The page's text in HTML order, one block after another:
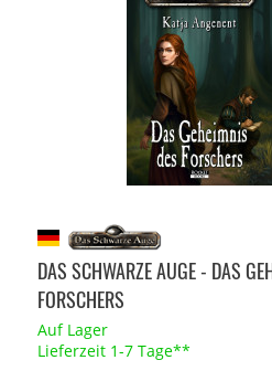
DAS SCHWARZE AUGE - DAS
FORSCHERS
Auf Lager
Lieferzeit 1-7 Tage**